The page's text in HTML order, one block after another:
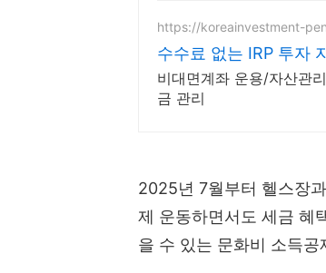
https://koreainvestment-
수수료 없는 IRP 투자
비대면계좌 운용/자산관
금 관리
2025년 7월부터 헬스장
제 운동하면서도 세금 혜
을 수 있는 문화비 소득